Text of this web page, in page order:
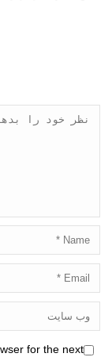
for the next